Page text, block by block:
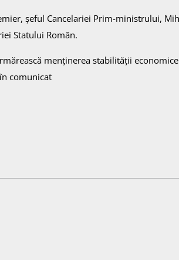
șeful Cancelariei Prim-ministrului,
Statului Român.
menținerea stabilității
comunicat